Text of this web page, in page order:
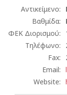
Αντικείμενο:
Βαθμίδα:
ΦΕΚ Διορισμού:
Τηλέφωνο:
Fax:
Email:
Website: